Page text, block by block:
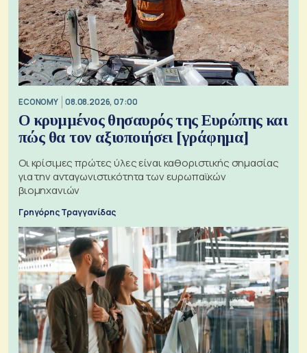
ECONOMY 08.08.2026, 07:00
Ο κρυμμένος θησαυρός της Ευρώπης και
πώς θα τον αξιοποιήσει [γράφημα]
Οι κρίσιμες πρώτες ύλες είναι καθοριστικής σημασίας
για την ανταγωνιστικότητα των ευρωπαϊκών
βιομηχανιών
Γρηγόρης Τραγγανίδας